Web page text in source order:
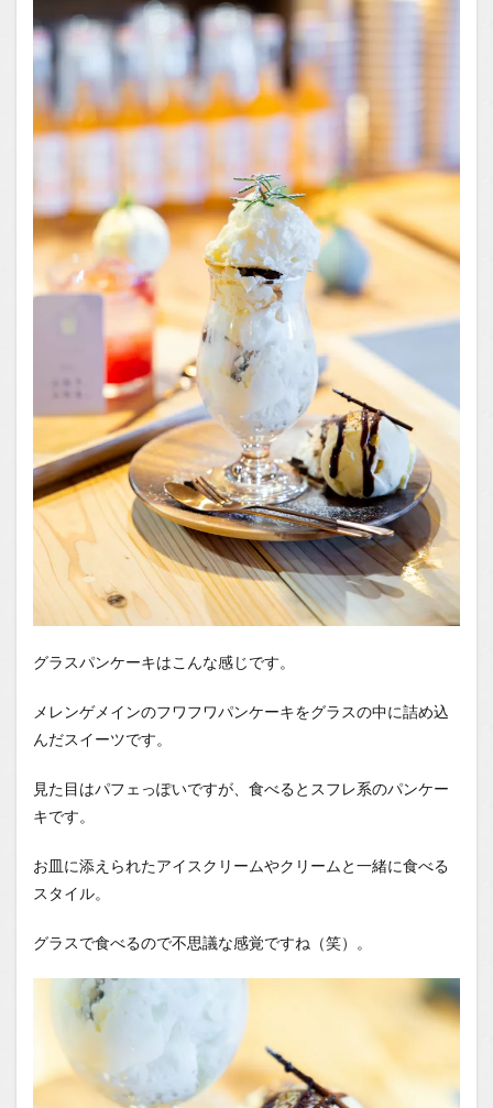
グラスパンケーキはこんな感じです。
メレンゲメインのフワフワパンケーキをグラスの中に詰め込
んだスイーツです。
見た目はパフェっぽいですが、食べるとスフレ系のパンケー
キです。
お皿に添えられたアイスクリームやクリームと一緒に食べる
スタイル。
グラスで食べるので不思議な感覚ですね（笑）。